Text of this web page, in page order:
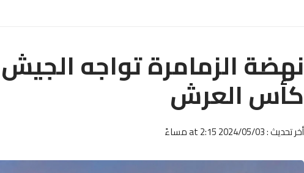
نهضة الزمامرة تواجه
كأس العرش
أخر تحديث : 2024/05/03 at 2:15 مساءً